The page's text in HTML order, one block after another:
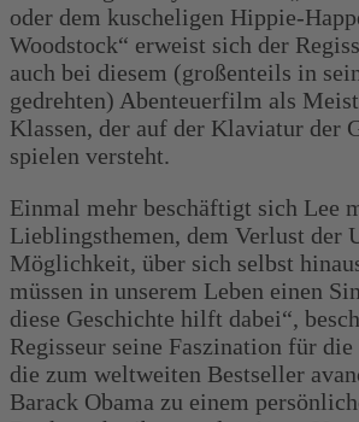
oder dem kuscheligen Hippie-
Woodstock“ erweist sich der
auch bei diesem (großenteils in
gedrehten) Abenteuerfilm als
Klassen, der auf der Klaviatur der
spielen versteht.
Einmal mehr beschäftigt sich Lee
Lieblingsthemen, dem Verlust der
Möglichkeit, über sich selbst
müssen in unserem Leben einen
diese Geschichte hilft dabei“,
Regisseur seine Faszination für
die zum weltweiten Bestseller
Barack Obama zu einem